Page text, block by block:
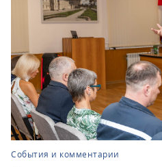
События и комментарии